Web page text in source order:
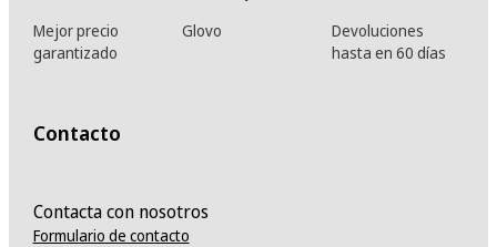
Mejor precio
garantizado
Glovo
Devoluciones
hasta en 60 días
Contacto
Contacta con nosotros
Formulario de contacto